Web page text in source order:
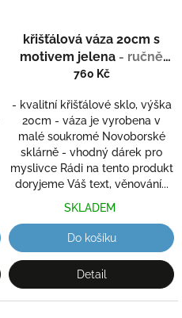
křišťálová váza 20cm s
motivem jelena - ručně
ryté (broušené), dárek pro
760 Kč
- kvalitní křišťálové sklo, výška
20cm - váza je vyrobena v
malé soukromé Novoborské
sklárně - vhodný dárek pro
myslivce Rádi na tento produkt
doryjeme Váš text, věnování...
SKLADEM
Do košíku
Detail